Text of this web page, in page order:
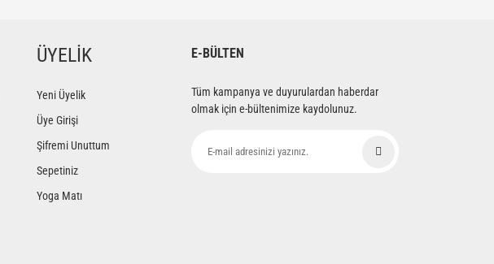
ÜYELİK
Yeni Üyelik
Üye Girişi
Şifremi Unuttum
Sepetiniz
Yoga Matı
E-BÜLTEN
Tüm kampanya ve duyurulardan haberdar
olmak için e-bültenimize kaydolunuz.